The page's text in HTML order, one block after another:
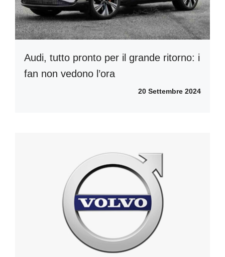
Audi, tutto pronto per il grande ritorno: i
fan non vedono l’ora
20 Settembre 2024